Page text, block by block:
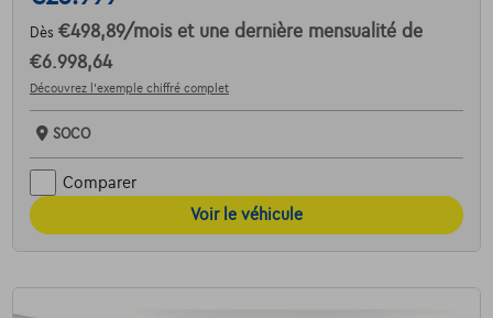
Dès €498,89/mois et une dernière mensualité de
€6.998,64
Découvrez l’exemple chiffré complet
SOCO
Comparer
Voir le véhicule